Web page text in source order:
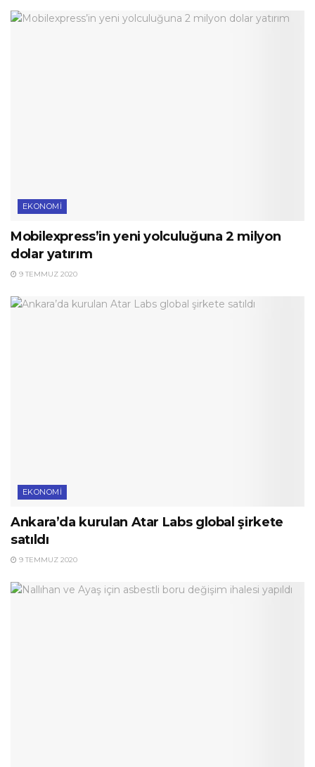
EKONOMI
Mobilexpress’in yeni yolculuğuna 2 milyon
dolar yatırım
9 TEMMUZ 2020
EKONOMI
Ankara’da kurulan Atar Labs global şirkete
satıldı
9 TEMMUZ 2020